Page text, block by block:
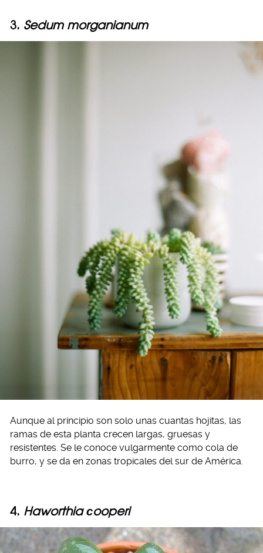
3. Sedum morganianum
Aunque al principio son solo unas cuantas hojitas, las
ramas de esta planta crecen largas, gruesas y
resistentes. Se le conoce vulgarmente como cola de
burro, y se da en zonas tropicales del sur de América.
4. Haworthia сooperi